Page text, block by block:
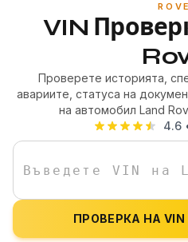
VIN
Проверете историята,
авариите, статуса на
на автомобил Land
4.6
ПРОВЕРКА НА VIN